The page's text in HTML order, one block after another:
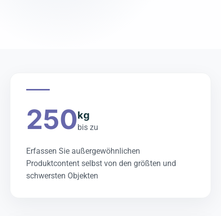
250kg
bis zu
Erfassen Sie außergewöhnlichen
Produktcontent selbst von den größten und
schwersten Objekten